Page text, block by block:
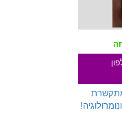
מתקשרת